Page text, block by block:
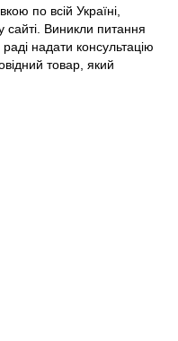
по всій Україні,
Виникли питання
надати консультацію
товар, який